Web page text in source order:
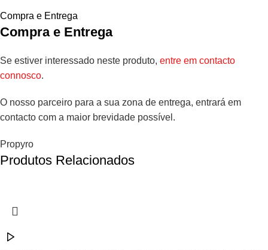
Compra e Entrega
Compra e Entrega
Se estiver interessado neste produto, entre em contacto
connosco.
O nosso parceiro para a sua zona de entrega, entrará em
contacto com a maior brevidade possível.
Propyro
Produtos Relacionados